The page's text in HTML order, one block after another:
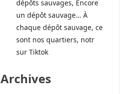
dépôts sauvages, Encore
un dépôt sauvage… À
chaque dépôt sauvage, ce
sont nos quartiers, notr
sur Tiktok
Archives